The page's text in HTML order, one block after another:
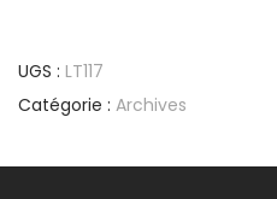
UGS : LT117
Catégorie : Archives